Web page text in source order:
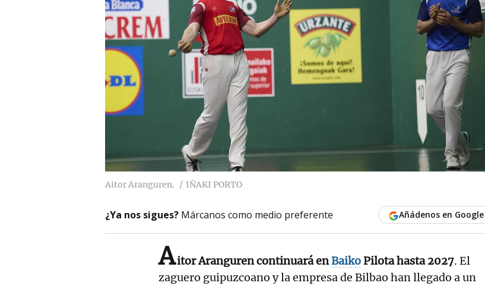
Aitor Aranguren. IÑAKI PORTO
¿Ya nos sigues? Márcanos como medio preferente Añádenos en Google
Aitor Aranguren continuará enBaikoPilota hasta 2027. El
zaguero guipuzcoano y la empresa de Bilbao han llegado a un